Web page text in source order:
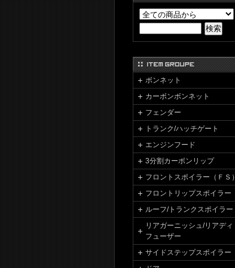
ボンネット
カーボンボンネット
フェンダー
トランク/ハッチゲート
エンジンフード
3分割カーボンリップ
フロントスポイラー（ＦＳ）
フロントリップスポイラー
ルーフ/トランクスポイラー
リアガーニッシュ/リアディ
フューザー
サイドステップスポイラー